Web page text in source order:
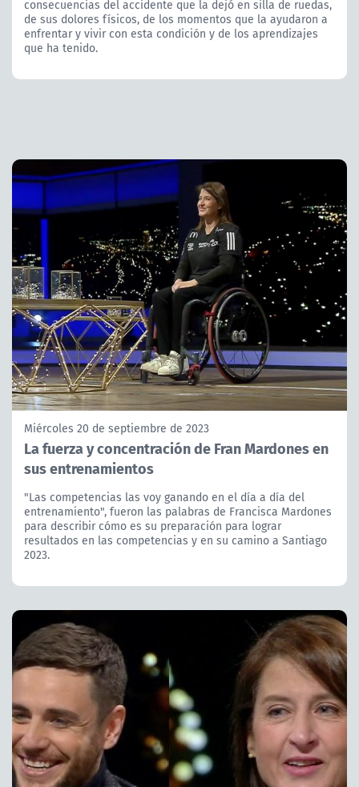
consecuencias del accidente que la dejó en silla de ruedas,
de sus dolores físicos, de los momentos que la ayudaron a
enfrentar y vivir con esta condición y de los aprendizajes
que ha tenido.
Miércoles 20 de septiembre de 2023
La fuerza y concentración de Fran Mardones en
sus entrenamientos
"Las competencias las voy ganando en el día a día del
entrenamiento", fueron las palabras de Francisca Mardones
para describir cómo es su preparación para lograr
resultados en las competencias y en su camino a Santiago
2023.